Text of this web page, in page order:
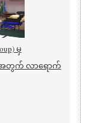
မှ
အတွက် လာရောက်